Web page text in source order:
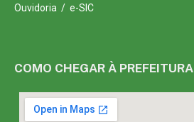
Ouvidoria / e-SIC
COMO CHEGAR À PREFEITURA